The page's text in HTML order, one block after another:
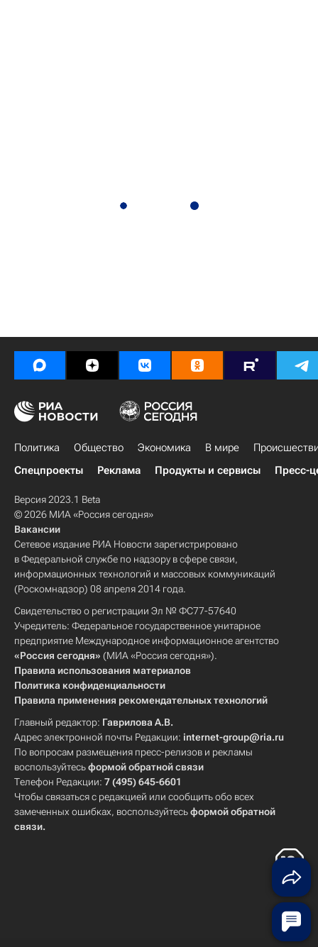
Политика Общество Экономика В мире
Спецпроекты
Реклама Продукты и сервисы Пресс-
Версия 2023.1 Beta
© 2026 МИА «Россия сегодня»
Вакансии
Сетевое издание РИА Новости зарегистрировано
в Федеральной службе по надзору в сфере связи,
информационных технологий и массовых коммуникаций
(Роскомнадзор) 08 апреля 2014 года.
Свидетельство о регистрации Эл № ФС77-57640
Учредитель: Федеральное государственное унитарное
предприятие Международное информационное агентство
«Россия сегодня» (МИА «Россия сегодня»).
Правила использования материалов
Политика конфиденциальности
Правила применения рекомендательных технологий
Главный редактор: Гаврилова А.В.
Адрес электронной почты Редакции: internet-group@ria.ru
По вопросам размещения пресс-релизов и рекламы
воспользуйтесьформой обратной связи
Телефон Редакции: 7 (495) 645-6601
Чтобы связаться с редакцией или сообщить обо всех
замеченных ошибках, воспользуйтесьформой обратной
связи.